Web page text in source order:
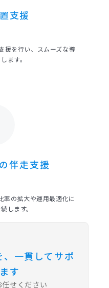
支援
援を行い、スムーズな導
ます。
伴走支援
率の拡大や運用最適化に
します。
、一貫してサポ
す
任せください